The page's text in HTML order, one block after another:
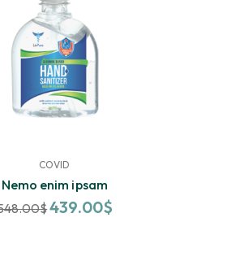
COVID
Nemo enim ipsam
$439.00$